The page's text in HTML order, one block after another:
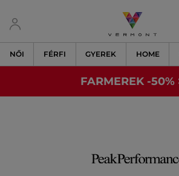
NŐI FÉRFI GYEREK HOME
FARMEREK -50%